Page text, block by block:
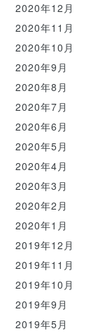
2020年12月
2020年11月
2020年10月
2020年9月
2020年8月
2020年7月
2020年6月
2020年5月
2020年4月
2020年3月
2020年2月
2020年1月
2019年12月
2019年11月
2019年10月
2019年9月
2019年5月